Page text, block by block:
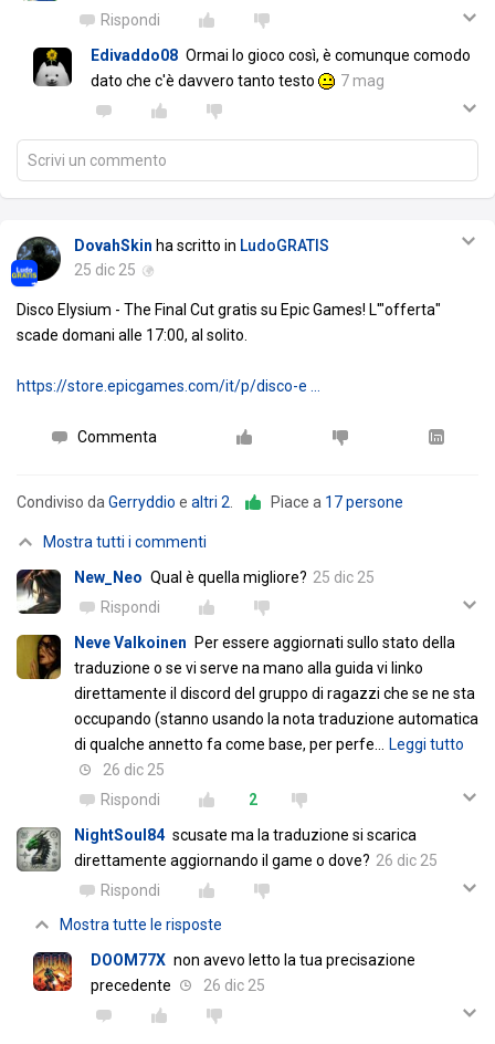
Rispondi
Edivaddo08 Ormai lo gioco così, è comunque comodo
dato che c'è davvero tanto testo
7 mag
Scrivi un commento
DovahSkin ha scritto in LudoGRATIS
25 dic 25
Disco Elysium - The Final Cut gratis su Epic Games! L'"offerta"
scade domani alle 17:00, al solito.
https://store.epicgames.com/it/p/disco-e …
Commenta
Condiviso da Gerryddio e altri 2 Piace a 17 persone
Mostra tutti i commenti
New_Neo Qual è quella migliore? 25 dic 25
Rispondi
Neve Valkoinen Per essere aggiornati sullo stato della
traduzione o se vi serve na mano alla guida vi linko
direttamente il discord del gruppo di ragazzi che se ne sta
occupando (stanno usando la nota traduzione automatica
di qualche annetto fa come base, per perfe
Leggi tutto
26 dic 25
Rispondi
2
NightSoul84 scusate ma la traduzione si scarica
direttamente aggiornando il game o dove? 26 dic 25
Rispondi
Mostra tutte le risposte
DOOM77X non avevo letto la tua precisazione
precedente
26 dic 25